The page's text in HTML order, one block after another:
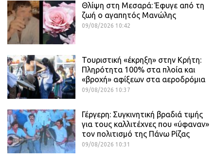
Θλίψη στη Μεσαρά: Έφυγε από τη
ζωή ο αγαπητός Μανώλης
09/08/2026 10:42
Τουριστική «έκρηξη» στην Κρήτη:
Πληρότητα 100% στα πλοία και
«βροχή» αφίξεων στα αεροδρόμια
09/08/2026 10:37
Γέργερη: Συγκινητική βραδιά τιμής
για τους καλλιτέχνες που «ύφαναν»
τον πολιτισμό της Πάνω Ρίζας
09/08/2026 10:31